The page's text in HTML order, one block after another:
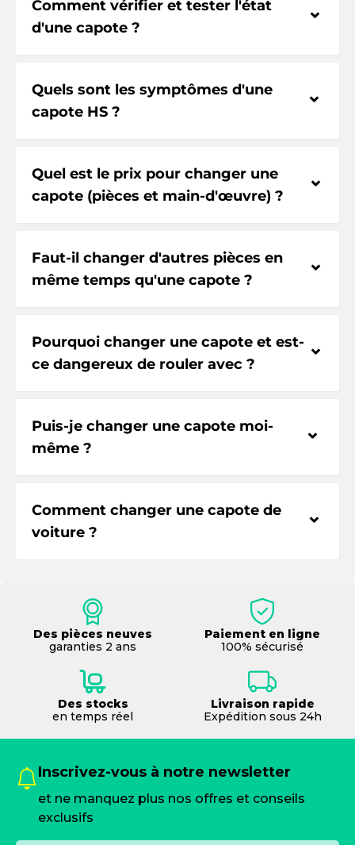
Comment vérifier et tester l'état
d'une capote ?
⌃
Quels sont les symptômes d'une
capote HS ?
⌃
Quel est le prix pour changer une
capote (pièces et main-d'œuvre) ?
⌃
Faut-il changer d'autres pièces en
même temps qu'une capote ?
⌃
Pourquoi changer une capote et est-
ce dangereux de rouler avec ?
⌃
Puis-je changer une capote moi-
même ?
⌃
Comment changer une capote de
voiture ?
⌃
Des pièces neuves
garanties 2 ans
Paiement en ligne
100% sécurisé
Des stocks
en temps réel
Livraison rapide
Expédition sous 24h
Inscrivez-vous à notre newsletter
et ne manquez plus nos offres et conseils
exclusifs